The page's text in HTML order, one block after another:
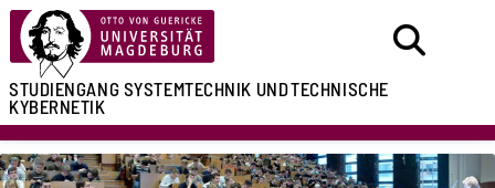
STUDIENGANGSYSTEMTECHNIK UNDTECHNISCHE
KYBERNETIK